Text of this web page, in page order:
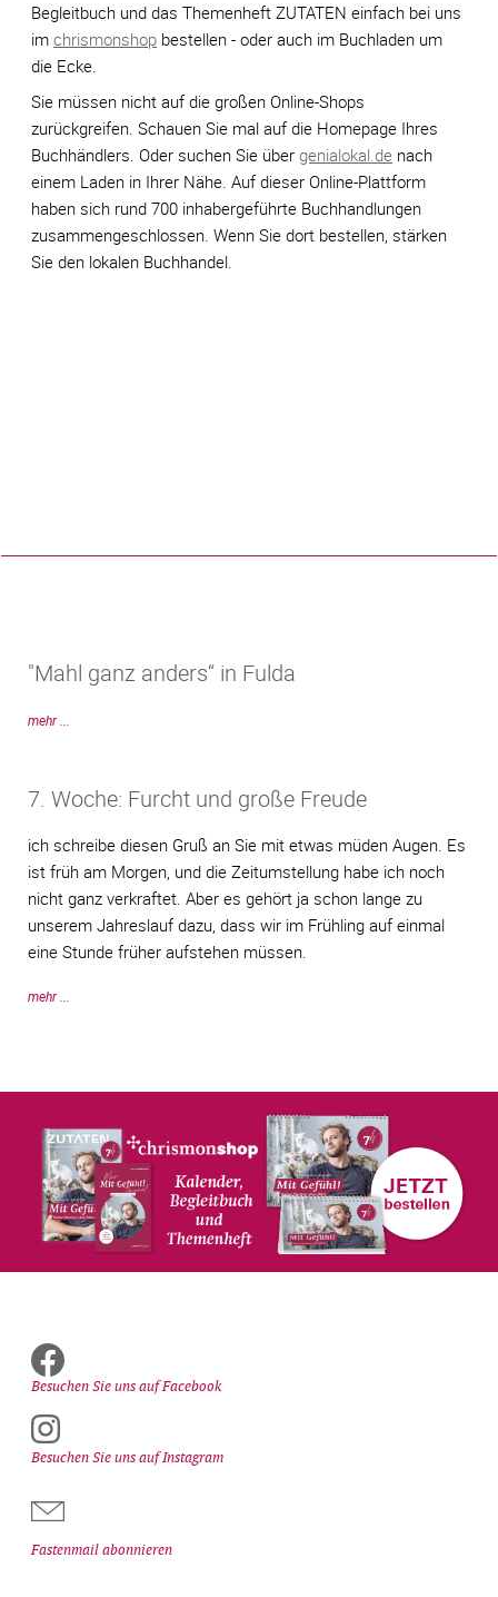
Begleitbuch und das Themenheft ZUTATEN einfach bei uns
im chrismonshop bestellen - oder auch im Buchladen um
die Ecke.
Sie müssen nicht auf die großen Online-Shops
zurückgreifen. Schauen Sie mal auf die Homepage Ihres
Buchhändlers. Oder suchen Sie über genialokal.de nach
einem Laden in Ihrer Nähe. Auf dieser Online-Plattform
haben sich rund 700 inhabergeführte Buchhandlungen
zusammengeschlossen. Wenn Sie dort bestellen, stärken
Sie den lokalen Buchhandel.
"Mahl ganz anders“ in Fulda
mehr ...
7. Woche: Furcht und große Freude
ich schreibe diesen Gruß an Sie mit etwas müden Augen. Es
ist früh am Morgen, und die Zeitumstellung habe ich noch
nicht ganz verkraftet. Aber es gehört ja schon lange zu
unserem Jahreslauf dazu, dass wir im Frühling auf einmal
eine Stunde früher aufstehen müssen.
mehr ...
Besuchen Sie uns auf Facebook
Besuchen Sie uns auf Instagram
Fastenmail abonnieren